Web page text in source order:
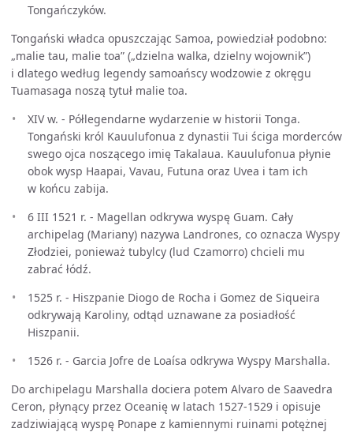
Tongańczyków.
Tongański władca opuszczając Samoa, powiedział podobno:
„malie tau, malie toa” („dzielna walka, dzielny wojownik”)
i dlatego według legendy samoańscy wodzowie z okręgu
Tuamasaga noszą tytuł malie toa.
XIV w. - Półlegendarne wydarzenie w historii Tonga.
Tongański król Kauulufonua z dynastii Tui ściga morderców
swego ojca noszącego imię Takalaua. Kauulufonua płynie
obok wysp Haapai, Vavau, Futuna oraz Uvea i tam ich
w końcu zabija.
6 III 1521 r. - Magellan odkrywa wyspę Guam. Cały
archipelag (Mariany) nazywa Landrones, co oznacza Wyspy
Złodziei, ponieważ tubylcy (lud Czamorro) chcieli mu
zabrać łódź.
1525 r. - Hiszpanie Diogo de Rocha i Gomez de Siqueira
odkrywają Karoliny, odtąd uznawane za posiadłość
Hiszpanii.
1526 r. - Garcia Jofre de Loaísa odkrywa Wyspy Marshalla.
Do archipelagu Marshalla dociera potem Alvaro de Saavedra
Ceron, płynący przez Oceanię w latach 1527-1529 i opisuje
zadziwiającą wyspę Ponape z kamiennymi ruinami potężnej